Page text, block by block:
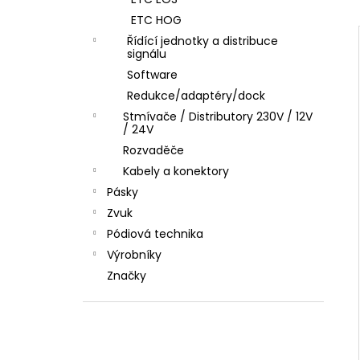
ETC HOG
Řídící jednotky a distribuce
signálu
Software
Redukce/adaptéry/dock
Stmívače / Distributory 230V / 12V
/ 24V
Rozvaděče
Kabely a konektory
Pásky
Zvuk
Pódiová technika
Výrobníky
Značky